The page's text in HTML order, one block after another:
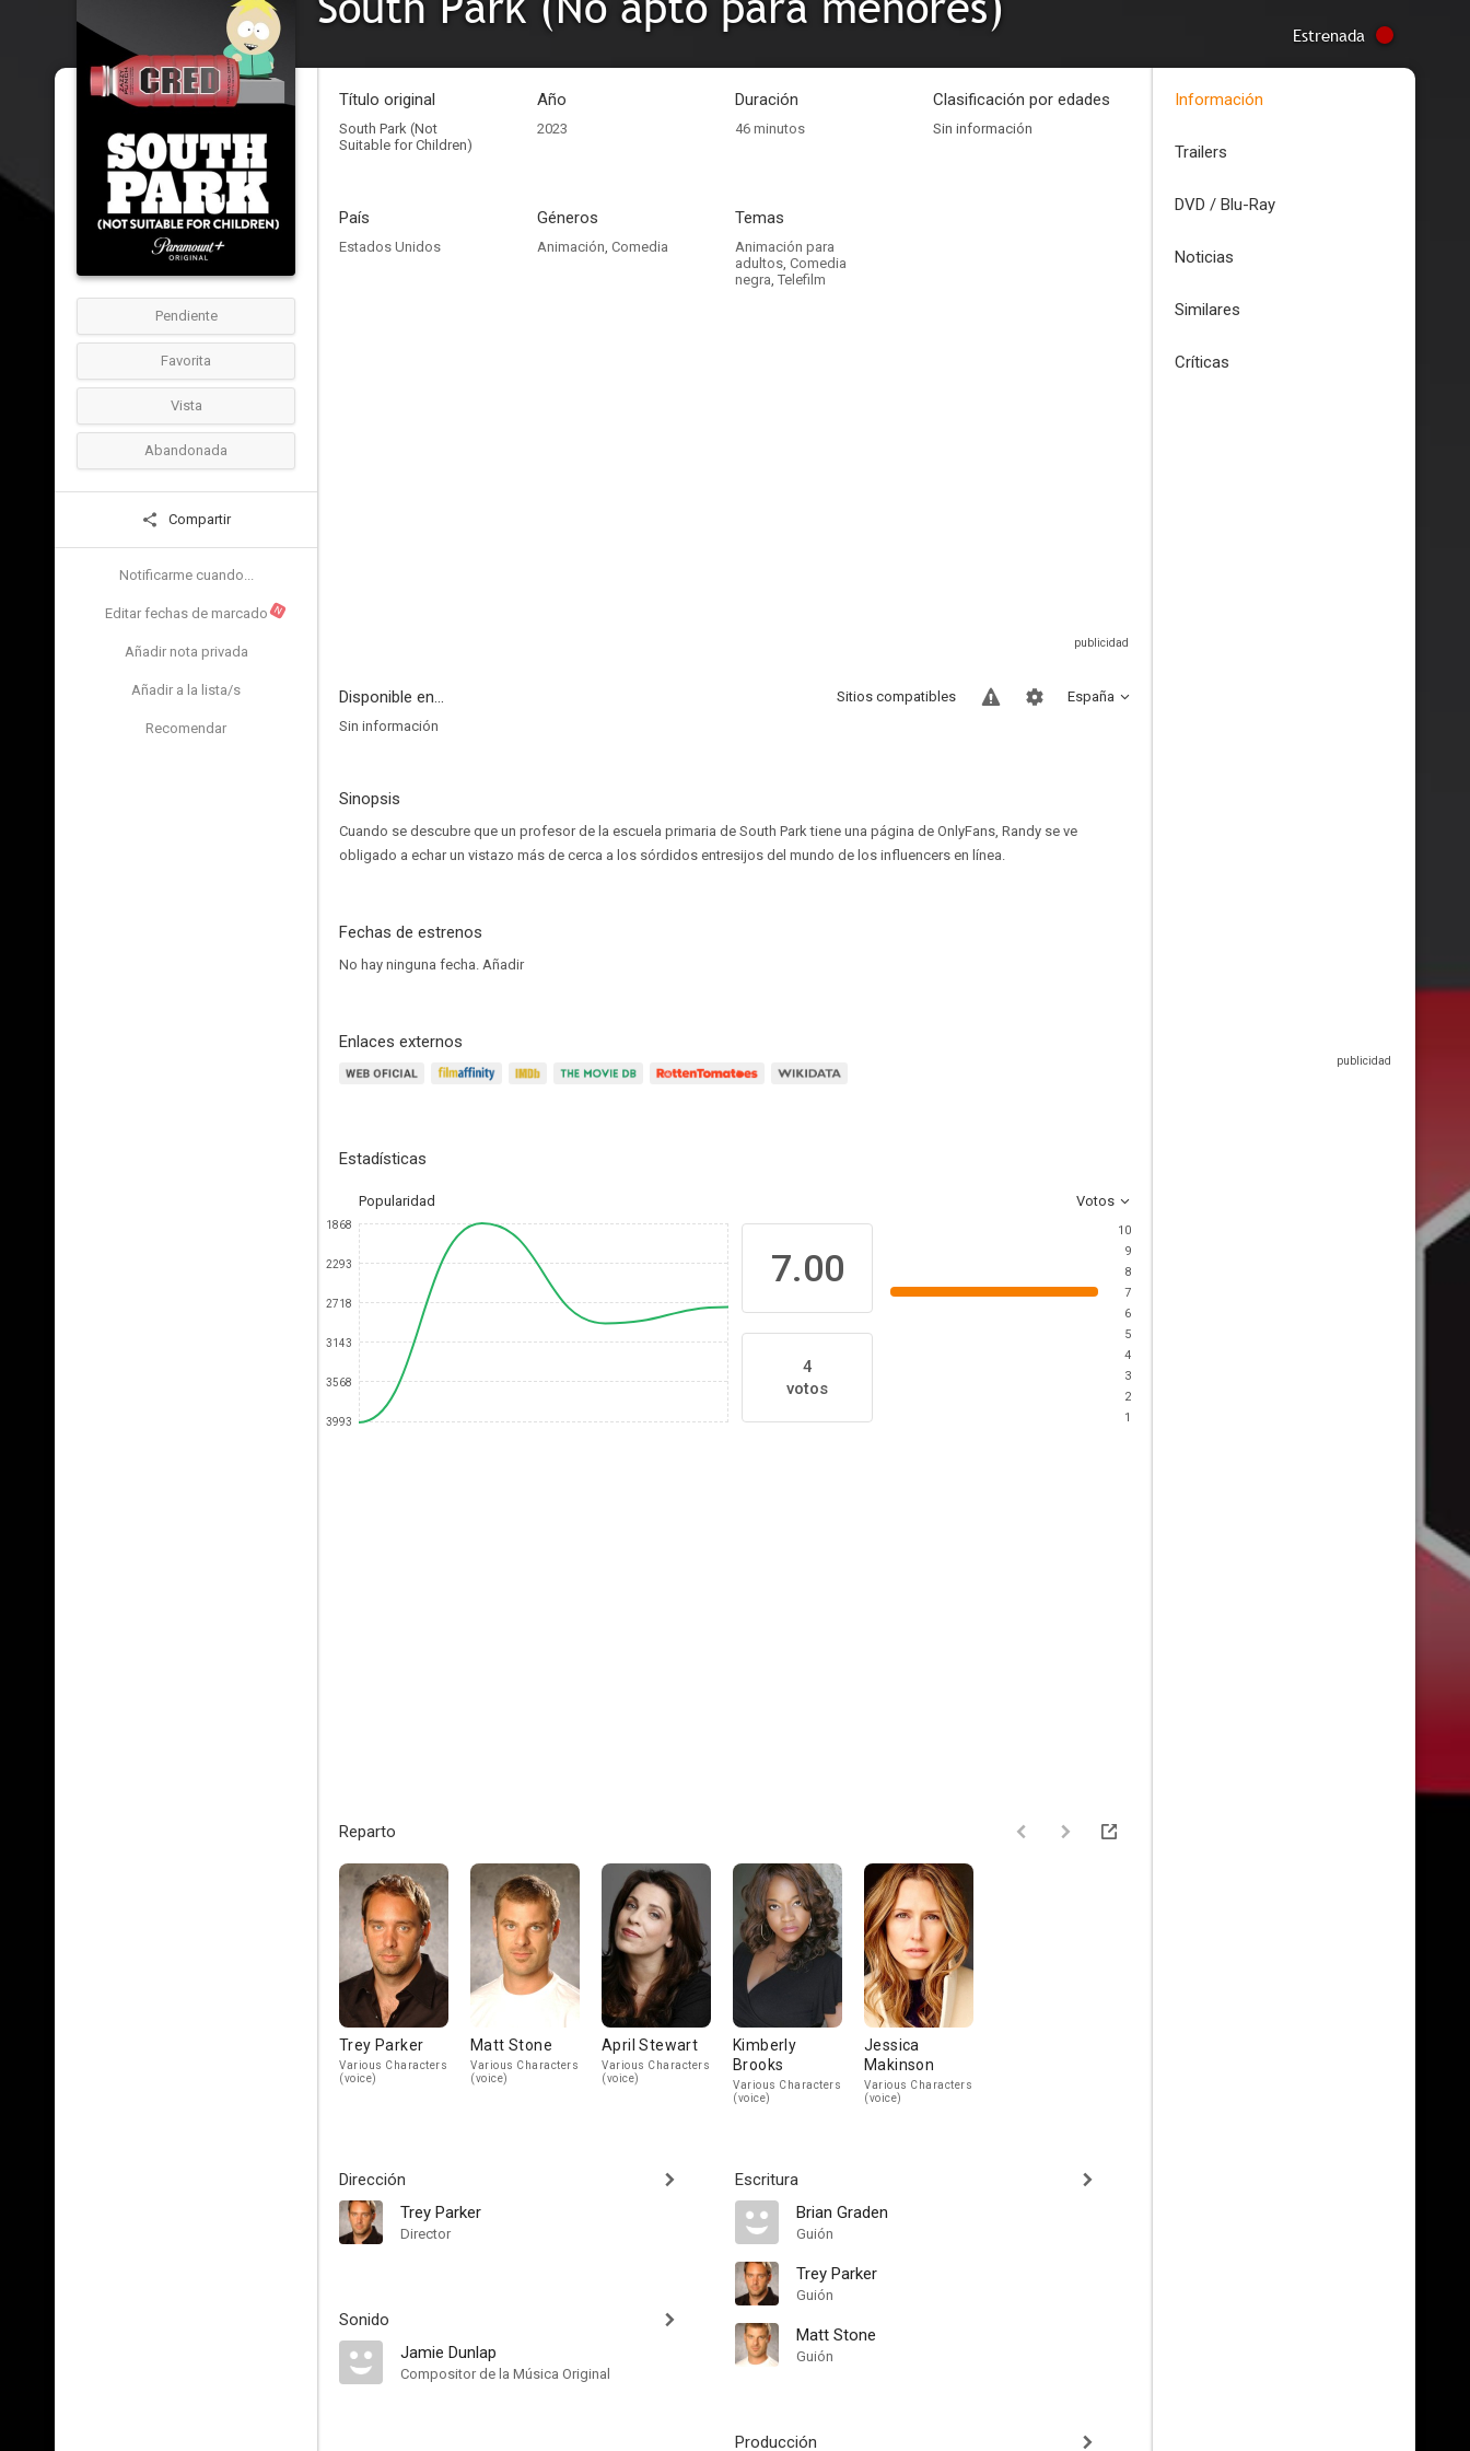
Estrenada
Pendiente
Favorita
Vista
Abandonada
Compartir
Notificarme cuando...
Editar fechas de marcado N
Añadir nota privada
Añadir a la lista/s
Recomendar
Título original
South Park (Not
Suitable for Children)
Año
2023
Duración
46 minutos
Clasificación por edades
Sin información
País
Estados Unidos
Géneros
Animación, Comedia
Temas
Animación para
adultos, Comedia
negra, Telefilm
Disponible en... España
Sitios compatibles
Sin información
Sinopsis
Cuando se descubre que un profesor de la escuela primaria de South Park tiene una página de OnlyFans, Randy se ve
obligado a echar un vistazo más de cerca a los sórdidos entresijos del mundo de los influencers en línea.
Fechas de estrenos
No hay ninguna fecha. Añadir
Enlaces externos
Estadísticas
Popularidad Votos
1868
2293
2718
3143
3568
3993
7.00
4
votos
10
9
8
7
6
5
4
3
2
1
Reparto
Trey Parker
Various Characters
(voice)
Matt Stone
Various Characters
(voice)
April Stewart
Various Characters
(voice)
Kimberly
Brooks
Various Characters
(voice)
Jessica
Makinson
Various Characters
(voice)
Dirección
Trey Parker
Director
Sonido
Jamie Dunlap
Compositor de la Música Original
Escritura
Brian Graden
Guión
Trey Parker
Guión
Matt Stone
Guión
Producción
Información
Trailers
DVD / Blu-Ray
Noticias
Similares
Críticas